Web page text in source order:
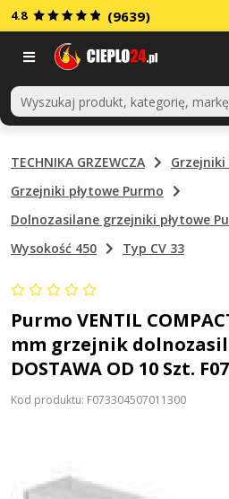
4.8 (9639)
TECHNIKA GRZEWCZA
Grzejniki
Grzejniki płytowe Purmo
Dolnozasilane grzejniki płytowe
Wysokość 450
Typ CV 33
Purmo VENTIL
mm grzejnik
DOSTAWA OD 10 Szt.
Kod produktu: F073304507011300